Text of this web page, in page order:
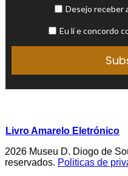
Livro Amarelo Eletrónico
2026 Museu D. Diogo de
reservados. Politicas de